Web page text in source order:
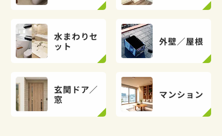
水まわりセ
ット
外壁／屋根
玄関ドア／
窓
マンション